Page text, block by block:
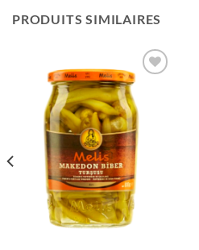
PRODUITS SIMILAIRES
Ajouter
à la liste
souhaits